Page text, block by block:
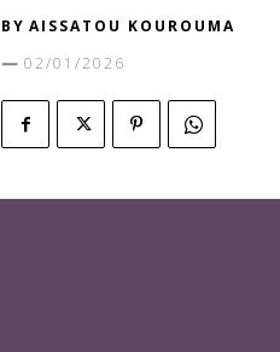
BY AISSATOU KOUROUMA
02/01/2026